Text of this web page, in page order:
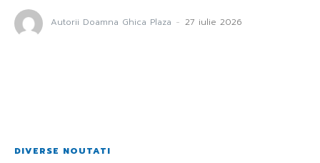
Autorii Doamna Ghica Plaza - 27 iulie 2026
DIVERSE NOUTATI